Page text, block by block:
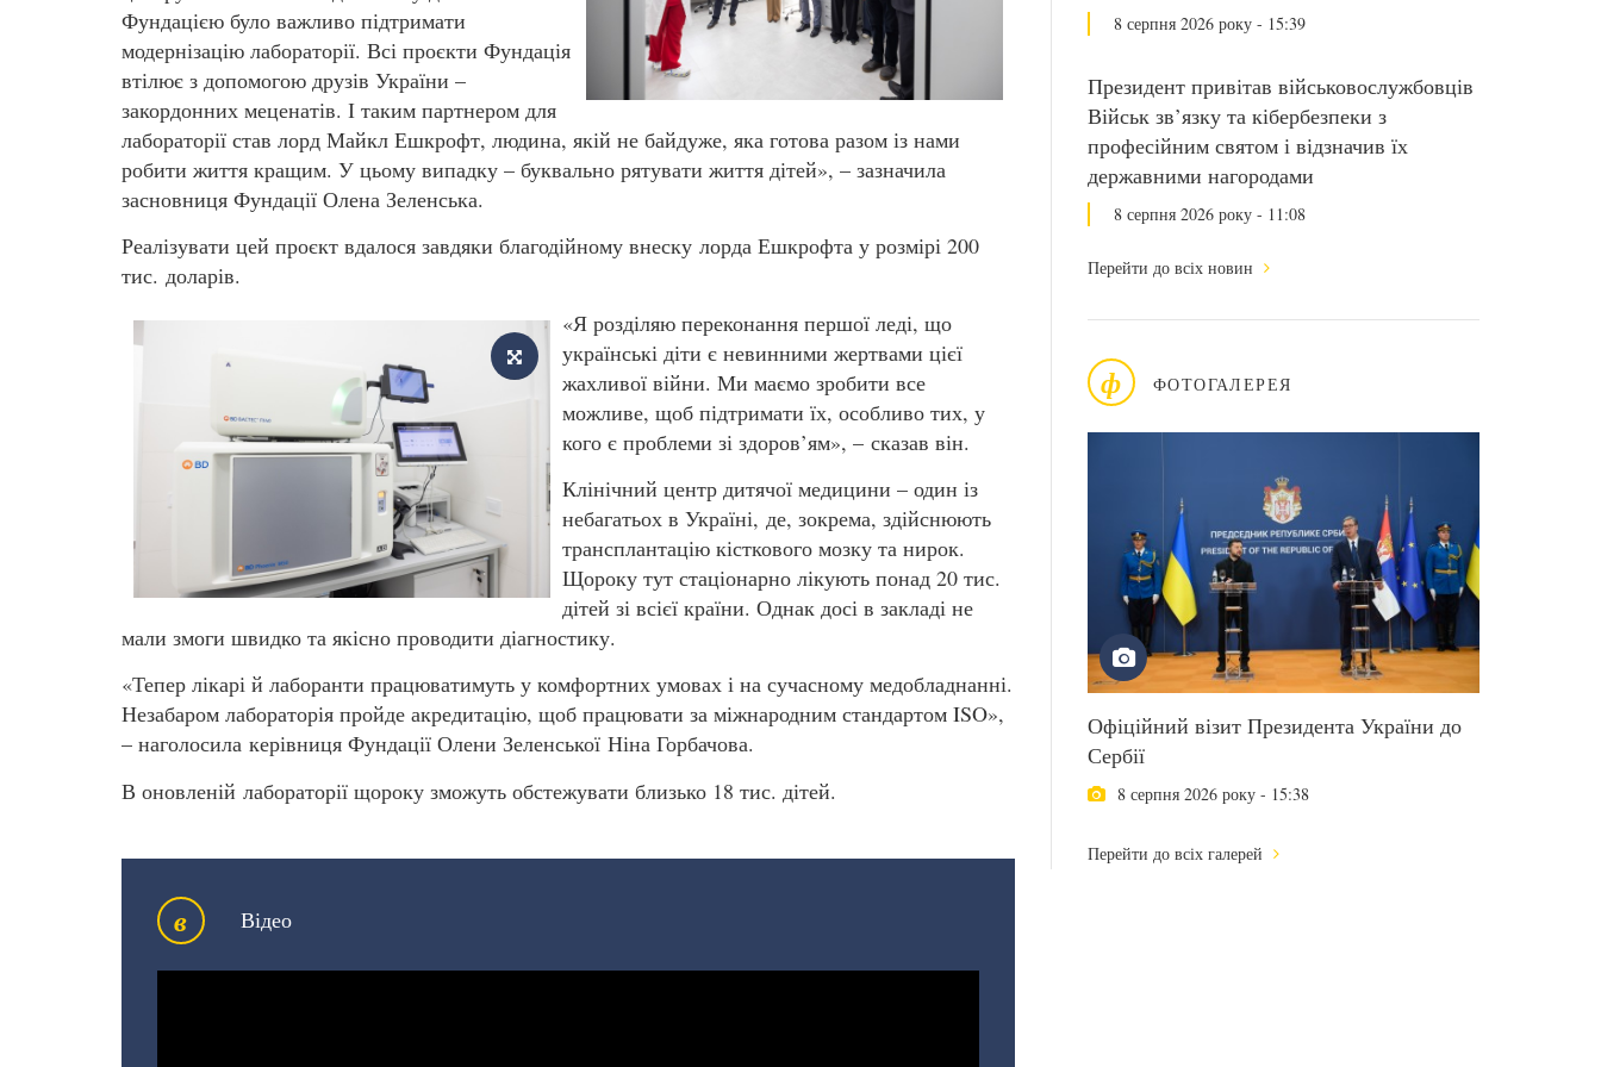
8 серпня 2026 року - 15:39
Президент привітав військовослужбовців
Військ зв’язку та кібербезпеки з
професійним святом і відзначив їх
державними нагородами
8 серпня 2026 року - 11:08
Перейти до всіх новин
ф ФОТОГАЛЕРЕЯ
Офіційний візит Президента України до
Сербії
8 серпня 2026 року - 15:38
Перейти до всіх галерей
Фундацією було важливо підтримати
модернізацію лабораторії. Всі проєкти Фундація
втілює з допомогою друзів України –
закордонних меценатів. І таким партнером для
лабораторії став лорд Майкл Ешкрофт, людина, якій не байдуже, яка готова разом із нами
робити життя кращим. У цьому випадку – буквально рятувати життя дітей», – зазначила
засновниця Фундації Олена Зеленська.
Реалізувати цей проєкт вдалося завдяки благодійному внеску лорда Ешкрофта у розмірі 200
тис. доларів.
«Я розділяю переконання першої леді, що
українські діти є невинними жертвами цієї
жахливої ​​війни. Ми маємо зробити все
можливе, щоб підтримати їх, особливо тих, у
кого є проблеми зі здоров’ям», – сказав він.
Клінічний центр дитячої медицини – один із
небагатьох в Україні, де, зокрема, здійснюють
трансплантацію кісткового мозку та нирок.
Щороку тут стаціонарно лікують понад 20 тис.
дітей зі всієї країни. Однак досі в закладі не
мали змоги швидко та якісно проводити діагностику.
«Тепер лікарі й лаборанти працюватимуть у комфортних умовах і на сучасному медобладнанні.
Незабаром лабораторія пройде акредитацію, щоб працювати за міжнародним стандартом ISO»,
– наголосила керівниця Фундації Олени Зеленської Ніна Горбачова.
В оновленій лабораторії щороку зможуть обстежувати близько 18 тис. дітей.
в Відео